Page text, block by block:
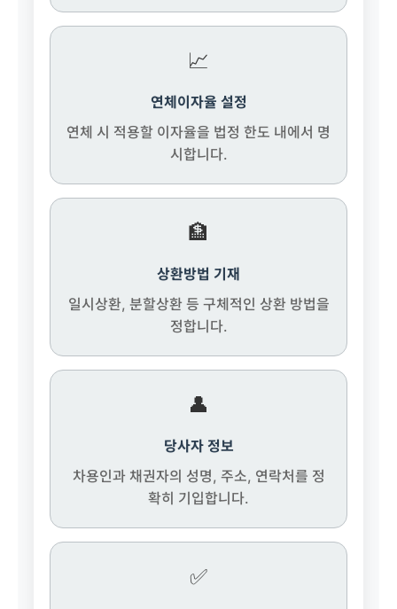
📈
연체이자율 설정
연체 시 적용할 이자율을 법정 한도 내에서 명
시합니다.
🏦
상환방법 기재
일시상환, 분할상환 등 구체적인 상환 방법을
정합니다.
👤
당사자 정보
차용인과 채권자의 성명, 주소, 연락처를 정
확히 기입합니다.
✅